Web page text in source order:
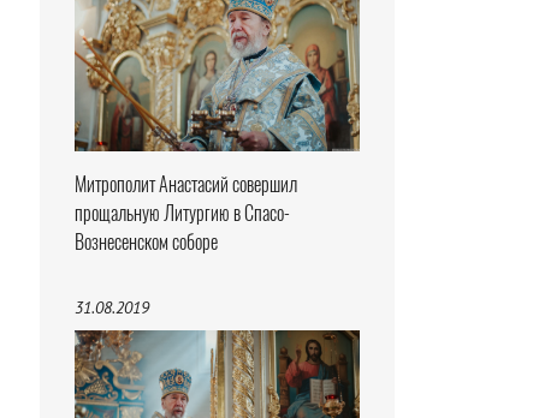
Митрополит Анастасий совершил
прощальную Литургию в Спасо-
Вознесенском соборе
31.08.2019